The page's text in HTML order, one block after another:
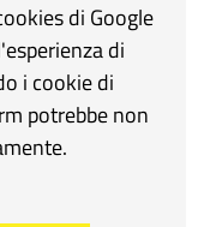
di Google
di
i cookie di
potrebbe non